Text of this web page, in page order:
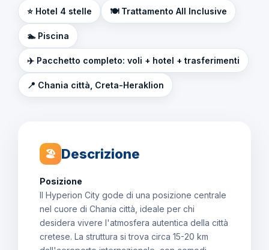
⭐ Hotel 4 stelle 🍽️ Trattamento All Inclusive
🏊 Piscina
✈️ Pacchetto completo: voli + hotel + trasferimenti
📍 Chania città, Creta-Heraklion
🏖 Descrizione
Posizione
Il Hyperion City gode di una posizione centrale
nel cuore di Chania città, ideale per chi
desidera vivere l'atmosfera autentica della città
cretese. La struttura si trova circa 15-20 km